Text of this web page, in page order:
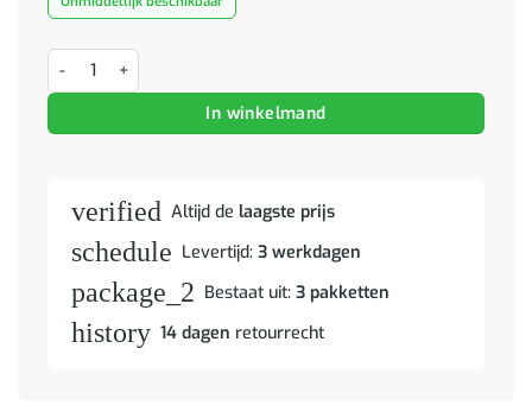
Bedframe met matras Anders Donkergrijs 180 x 200 cm Fluweel
In winkelmand
verified Altijd de laagste prijs
schedule Levertijd: 3 werkdagen
package_2 Bestaat uit: 3 pakketten
history 14 dagen retourrecht